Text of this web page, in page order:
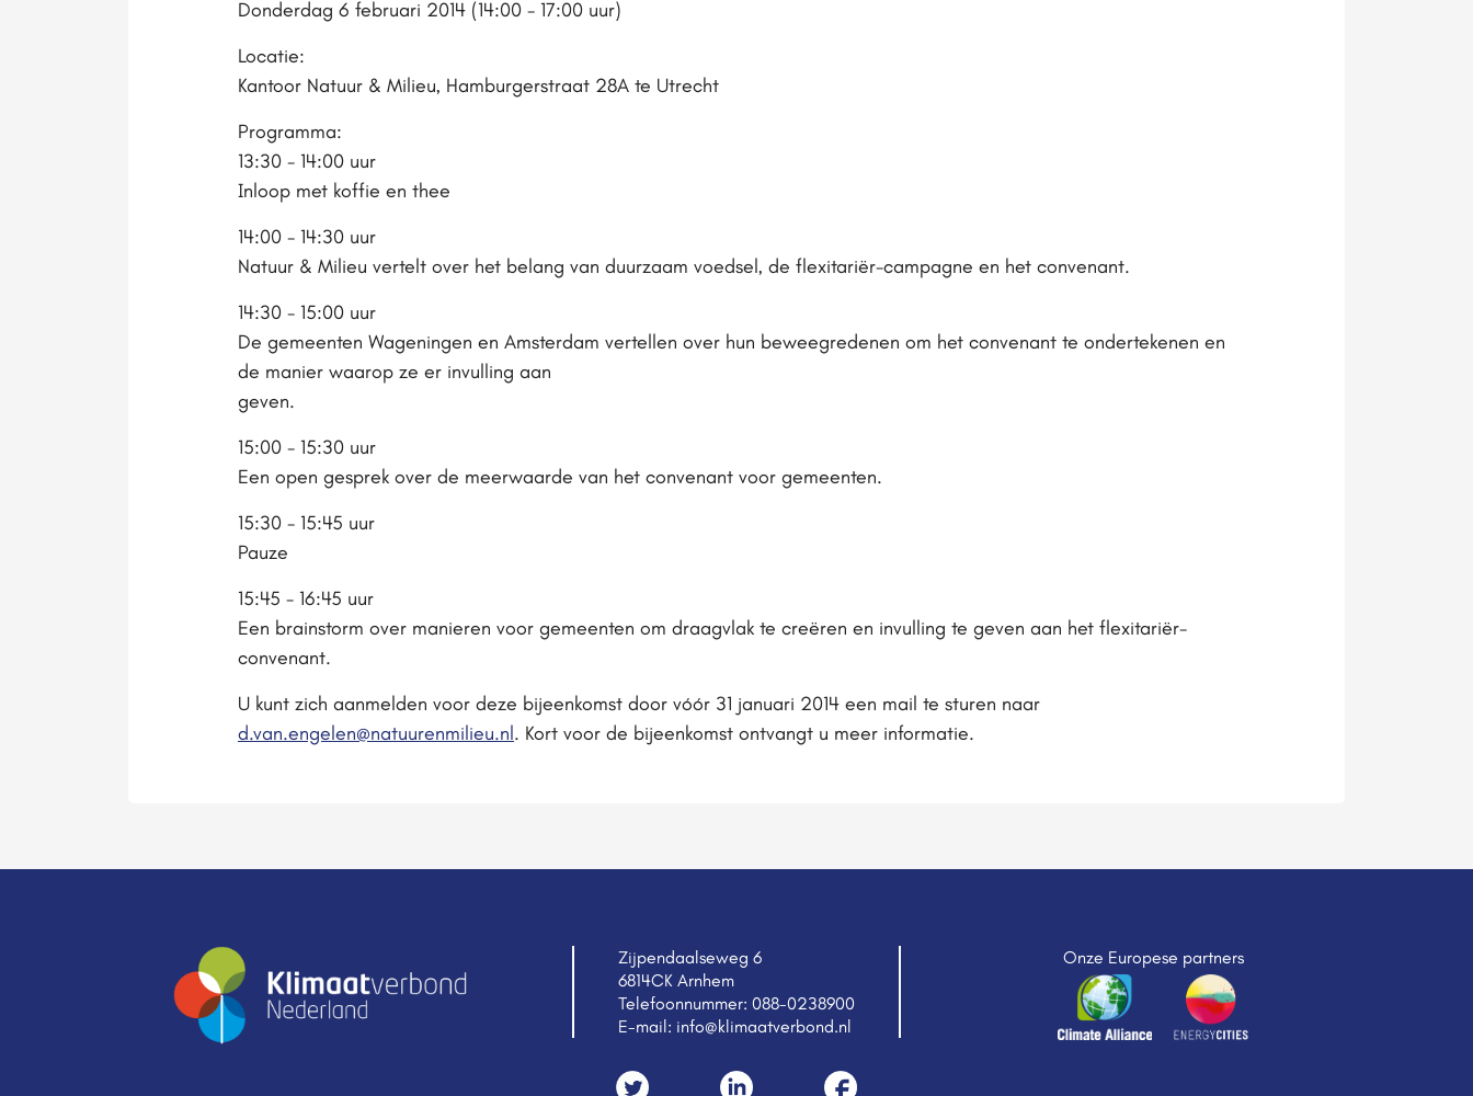
Donderdag 6 februari 2014 (14:00 - 17:00 uur)
Locatie:
Kantoor Natuur & Milieu, Hamburgerstraat 28A te Utrecht
Programma:
13:30 - 14:00 uur
Inloop met koffie en thee
14:00 - 14:30 uur
Natuur & Milieu vertelt over het belang van duurzaam voedsel, de flexitariër-campagne en het convenant.
14:30 - 15:00 uur
De gemeenten Wageningen en Amsterdam vertellen over hun beweegredenen om het convenant te ondertekenen en
de manier waarop ze er invulling aan
geven.
15:00 - 15:30 uur
Een open gesprek over de meerwaarde van het convenant voor gemeenten.
15:30 - 15:45 uur
Pauze
15:45 - 16:45 uur
Een brainstorm over manieren voor gemeenten om draagvlak te creëren en invulling te geven aan het flexitariër-
convenant.
U kunt zich aanmelden voor deze bijeenkomst door vóór 31 januari 2014 een mail te sturen naar
d.van.engelen@natuurenmilieu.nl. Kort voor de bijeenkomst ontvangt u meer informatie.
Zijpendaalseweg 6
6814CK Arnhem
Telefoonnummer: 088-0238900
E-mail: info@klimaatverbond.nl
Onze Europese partners